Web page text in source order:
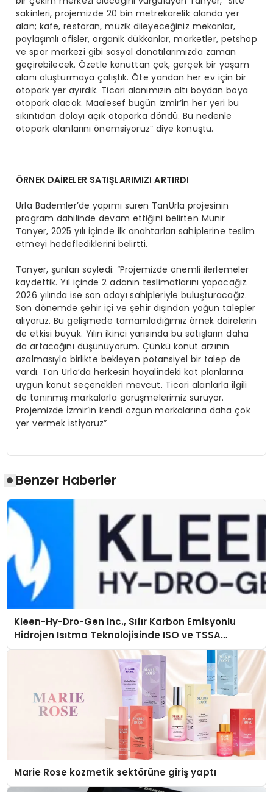
sakinleri, projemizde 20 bin metrekarelik alanda yer
alan; kafe, restoran, müzik dileyeceğiniz mekanlar,
paylaşımlı ofisler, organik dükkanlar, marketler, petshop
ve spor merkezi gibi sosyal donatılarımızda zaman
geçirebilecek. Özetle konuttan çok, gerçek bir yaşam
alanı oluşturmaya çalıştık. Öte yandan her ev için bir
otopark yer ayırdık. Ticari alanımızın altı boydan boya
otopark olacak. Maalesef bugün İzmir’in her yeri bu
sıkıntıdan dolayı açık otoparka döndü. Bu nedenle
otopark alanlarını önemsiyoruz” diye konuştu.
ÖRNEK DAİRELER SATIŞLARIMIZI ARTIRDI
Urla Bademler’de yapımı süren TanUrla projesinin
program dahilinde devam ettiğini belirten Münir
Tanyer, 2025 yılı içinde ilk anahtarları sahiplerine teslim
etmeyi hedeflediklerini belirtti.
Tanyer, şunları söyledi: “Projemizde önemli ilerlemeler
kaydettik. Yıl içinde 2 adanın teslimatlarını yapacağız.
2026 yılında ise son adayı sahipleriyle buluşturacağız.
Son dönemde şehir içi ve şehir dışından yoğun talepler
alıyoruz. Bu gelişmede tamamladığımız örnek dairelerin
de etkisi büyük. Yılın ikinci yarısında bu satışların daha
da artacağını düşünüyorum. Çünkü konut arzının
azalmasıyla birlikte bekleyen potansiyel bir talep de
vardı. Tan Urla’da herkesin hayalindeki kat planlarına
uygun konut seçenekleri mevcut. Ticari alanlarla ilgili
de tanınmış markalarla görüşmelerimiz sürüyor.
Projemizde İzmir’in kendi özgün markalarına daha çok
yer vermek istiyoruz”
Benzer Haberler
Kleen-Hy-Dro-Gen Inc., Sıfır Karbon Emisyonlu
Hidrojen Isıtma Teknolojisinde ISO ve TSSA
Düzenleyici Onaylarını Aldı
Marie Rose kozmetik sektörüne giriş yaptı